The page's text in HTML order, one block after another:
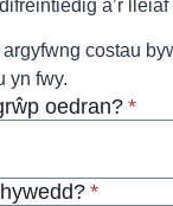
a’r
argyfwng costau
yn fwy.
oedran?**
* Ofynnol
*